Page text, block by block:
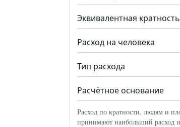
Эквивалентная кратность
Расход на человека
Тип расхода
Расчётное основание
Расход по кратности, людям и
принимают наибольший расход